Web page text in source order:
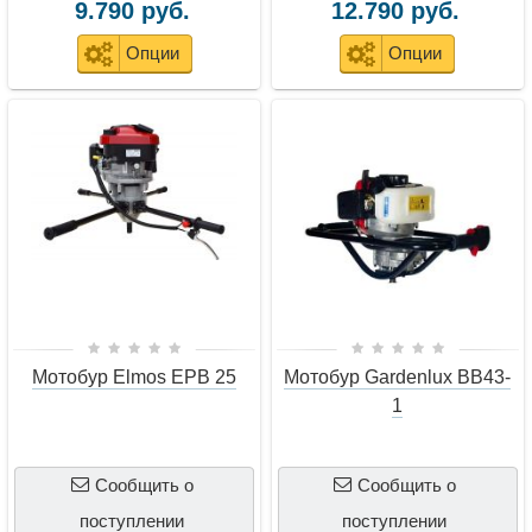
Мотобур 2-х тактный для двух операторов с
возможностью бурить до 2-х метров диаметром до 500
мм. предназначен также при установке столбов,
дорожных знаков, ограждений, фундаментов.
Ямобур на колесном ходу, может управляться одним
оператором. Этот механизм умеет: обрабатывать грунт
до третьей категории включительно, бурить грунт на
глубину до трех метров, поднимать на поверхность
выработанный грунт при помощи треноги с лебедкой.
Диаметр шнека – до 300 мм.
ударных нагрузок о препятствия при бурении, для
редуктора, применяется пружинный адаптер, он ставится
сразу после редуктора, перед буром или удлинителем.
широкие возможности. Основным отличием
9.790 руб.
Опции
12.790 руб.
Опции
Мотобур Elmos EPB 25
Сообщить о
поступлении
Мотобур Gardenlux BB43-
1
Сообщить о
поступлении